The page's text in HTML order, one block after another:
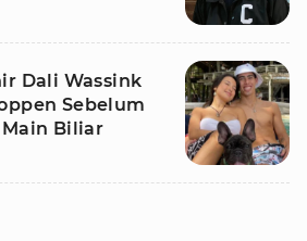
Dali Wassink
Sebelum
Biliar